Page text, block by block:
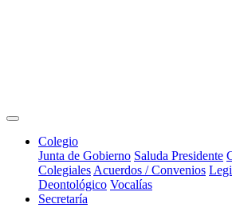
Colegio
Junta de Gobierno Saluda Presidente
Colegiales Acuerdos / Convenios
Deontológico Vocalías
Secretaría